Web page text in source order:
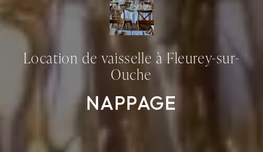
Location de vaisselle à Fleurey-sur-
Ouche
NAPPAGE